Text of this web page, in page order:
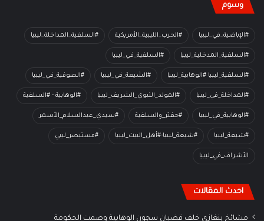
وسوم
#الإباضية_في_ليبيا #الحرب_الليبية_الأمريكية #السلفية_المداخلة_ليبيا
#السلفية_المدخلية_ليبيا #السلفية_في_ليبيا
#السلفية_ليبيا #الوهابية_ليبيا #الشيعة_في_ليبيا #الصوفية_في_ليبيا
#المداخلة_في_ليبيا #المولد_النبوي_الشريف_ليبيا #الوهابية - #السلفية
#الوهابية_في_ليبيا #حفتر_والسلفية #سيدي_عبدالسلام_الأسمر
#شيعة_ليبيا #شيعة_ليبيا-#أهل_البيت_ليبيا #مستبصر_ليبي
الأشراف_في_ليبيا
احدث المقالات
مشائخ بنغازي خلف قضبان سجون الوهابية وصمت الحكومة